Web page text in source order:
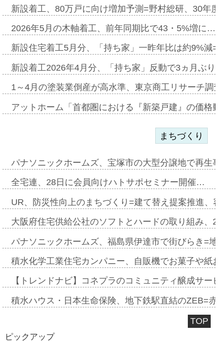
新設着工、80万戸に向け増加予測=野村総研、30年
2026年5月の木軸着工、前年同期比で43・5%増に…
新設住宅着工5月分、「持ち家」一昨年比は約9%
新設着工2026年4月分、「持ち家」反動で3ヵ月ぶ
1～4月の塗装業倒産が高水準、東京商工リサーチ
アットホーム「首都圏における『新築戸建』の価
まちづくり
パナソニックホームズ、宝塚市の大型分譲地で再
全宅連、28日に会員向けハトサポセミナー開催…
UR、防災性向上のまちづくり=建て替え提案推進
大阪府住宅供給公社のソフトとハードの取り組み
パナソニックホームズ、福島県伊達市で街びらき=
積水化学工業住宅カンパニー、自販機でお菓子や
【トレンドナビ】コネプラのコミュニティ醸成サ
積水ハウス・日本生命保険、地下鉄駅直結のZEB=
TOP
ピックアップ